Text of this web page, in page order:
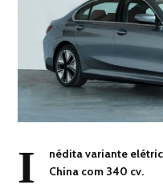
I
nédita variante
China com 340 cv.